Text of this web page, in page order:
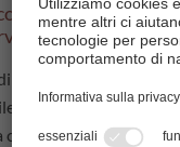
per
.
terze parti per
informazioni
i dettagli e